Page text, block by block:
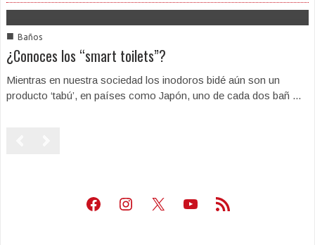
■ Baños
¿Conoces los “smart toilets”?
Mientras en nuestra sociedad los inodoros bidé aún son un
producto ‘tabú’, en países como Japón, uno de cada dos bañ ...
Facebook
Instagram
X Youtube
Feed RSS